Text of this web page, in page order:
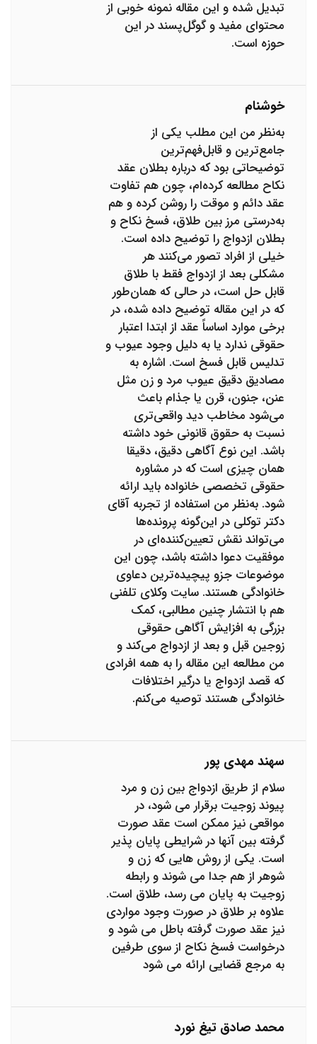
تبدیل شده و این مقاله نمونه خوبی از
محتوای مفید و گوگل‌پسند در این
حوزه است.
خوشنام
به‌نظر من این مطلب یکی از
جامع‌ترین و قابل‌فهم‌ترین
توضیحاتی بود که درباره بطلان عقد
نکاح مطالعه کرده‌ام، چون هم تفاوت
عقد دائم و موقت را روشن کرده و هم
به‌درستی مرز بین طلاق، فسخ نکاح و
بطلان ازدواج را توضیح داده است.
خیلی از افراد تصور می‌کنند هر
مشکلی بعد از ازدواج فقط با طلاق
قابل حل است، در حالی که همان‌طور
که در این مقاله توضیح داده شده، در
برخی موارد اساساً عقد از ابتدا اعتبار
حقوقی ندارد یا به دلیل وجود عیوب و
تدلیس قابل فسخ است. اشاره به
مصادیق دقیق عیوب مرد و زن مثل
عنن، جنون، قرن یا جذام باعث
می‌شود مخاطب دید واقعی‌تری
نسبت به حقوق قانونی خود داشته
باشد. این نوع آگاهی دقیق، دقیقا
همان چیزی است که در مشاوره
حقوقی تخصصی خانواده باید ارائه
شود. به‌نظر من استفاده از تجربه آقای
دکتر توکلی در این‌گونه پرونده‌ها
می‌تواند نقش تعیین‌کننده‌ای در
موفقیت دعوا داشته باشد، چون این
موضوعات جزو پیچیده‌ترین دعاوی
خانوادگی هستند. سایت وکلای تلفنی
هم با انتشار چنین مطالبی، کمک
بزرگی به افزایش آگاهی حقوقی
زوجین قبل و بعد از ازدواج می‌کند و
من مطالعه این مقاله را به همه افرادی
که قصد ازدواج یا درگیر اختلافات
خانوادگی هستند توصیه می‌کنم.
سهند مهدی پور
سلام از طریق ازدواج بین زن و مرد
پیوند زوجیت برقرار می شود، در
مواقعی نیز ممکن است عقد صورت
گرفته بین آنها در شرایطی پایان پذیر
است. یکی از روش هایی که زن و
شوهر از هم جدا می شوند و رابطه
زوجیت به پایان می رسد، طلاق است.
علاوه بر طلاق در صورت وجود مواردی
نیز عقد صورت گرفته باطل می شود و
درخواست فسخ نکاح از سوی طرفین
به مرجع قضایی ارائه می شود
محمد صادق تیغ نورد